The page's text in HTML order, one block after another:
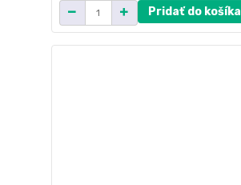
Pridať do košíka